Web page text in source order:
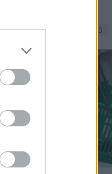
18:11 - 15 Σεπτεμβρίου 2023